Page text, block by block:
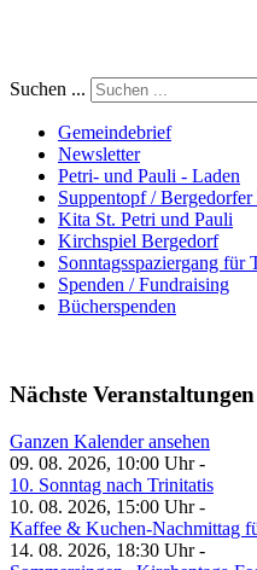
Suchen ...
Gemeindebrief
Newsletter
Petri- und Pauli - Laden
Suppentopf / Bergedorfer
Kita St. Petri und Pauli
Kirchspiel Bergedorf
Sonntagsspaziergang für
Spenden / Fundraising
Bücherspenden
Nächste Veranstaltungen
Ganzen Kalender ansehen
09. 08. 2026, 10:00 Uhr -
10. Sonntag nach Trinitatis
10. 08. 2026, 15:00 Uhr -
Kaffee & Kuchen-Nachmittag
14. 08. 2026, 18:30 Uhr -